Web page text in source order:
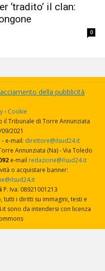
‘tradito’ il clan:
0
della pubblicità
- Cookie
il Tribunale di Torre Annunziata
2021
- e-mail: direttore@ilsud24.it
Annunziata (Na) - Via Toledo
e-mail redazione@ilsud24.it
o acquistare banner:
P. Iva: 08921001213
tutti i diritti su immagini, testi e
sono da intendersi con licenza